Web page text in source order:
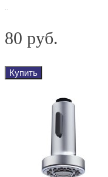
80 руб.
Купить